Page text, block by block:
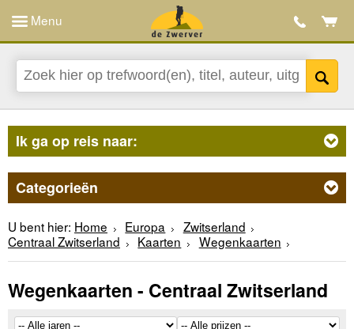
Menu
Ik ga op reis naar:
Categorieën
U bent hier: Home Europa
Zwitserland
Centraal Zwitserland
Kaarten Wegenkaarten
Wegenkaarten - Centraal Zwitserland